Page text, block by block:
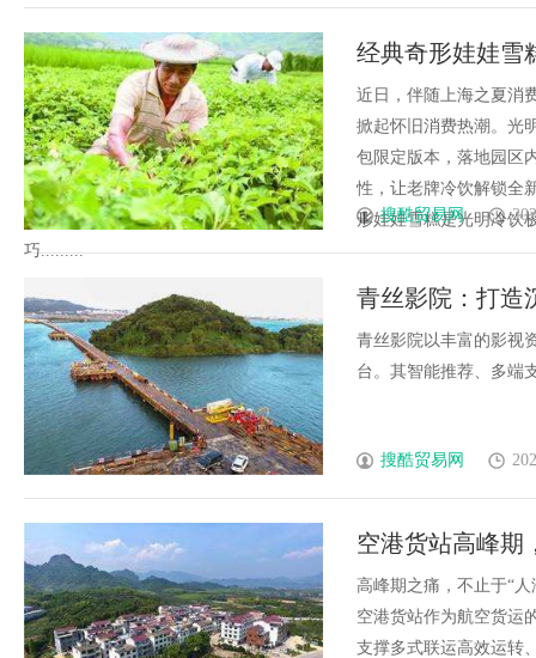
经典奇形娃娃雪
启童趣夏日
近日，伴随上海之夏消
掀起怀旧消费热潮。光
包限定版本，落地园区
性，让老牌冷饮解锁全
形娃娃雪糕是光明冷饮
巧.........
搜酷贸易网
青丝影院：打造
青丝影院以丰富的影视
台。其智能推荐、多端
搜酷贸易网
空港货站高峰期
高峰期之痛，不止于“
空港货站作为航空货运
支撑多式联运高效运转